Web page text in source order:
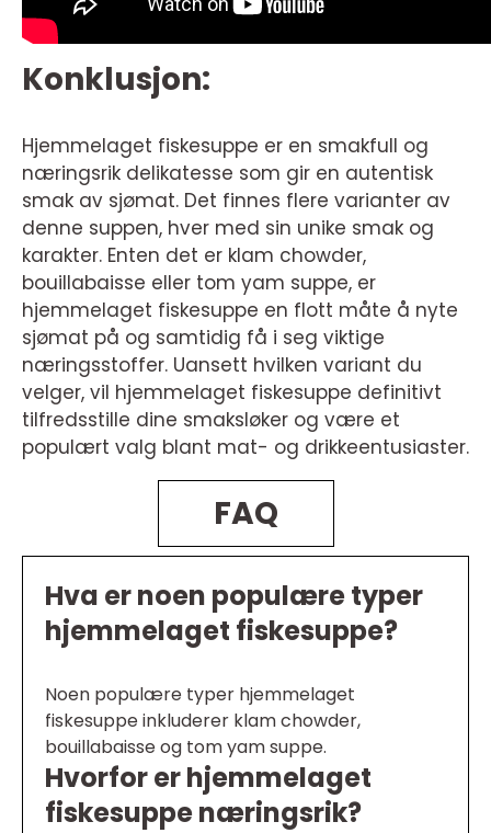
Konklusjon:
Hjemmelaget fiskesuppe er en smakfull og
næringsrik delikatesse som gir en autentisk
smak av sjømat. Det finnes flere varianter av
denne suppen, hver med sin unike smak og
karakter. Enten det er klam chowder,
bouillabaisse eller tom yam suppe, er
hjemmelaget fiskesuppe en flott måte å nyte
sjømat på og samtidig få i seg viktige
næringsstoffer. Uansett hvilken variant du
velger, vil hjemmelaget fiskesuppe definitivt
tilfredsstille dine smaksløker og være et
populært valg blant mat- og drikkeentusiaster.
FAQ
Hva er noen populære typer
hjemmelaget fiskesuppe?
Noen populære typer hjemmelaget
fiskesuppe inkluderer klam chowder,
bouillabaisse og tom yam suppe.
Hvorfor er hjemmelaget
fiskesuppe næringsrik?